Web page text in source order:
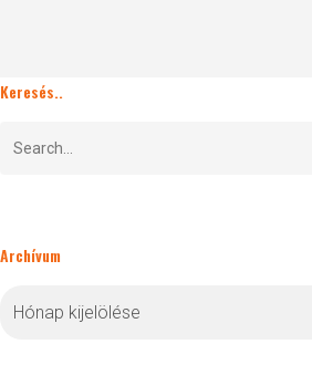
Keresés..
Archívum